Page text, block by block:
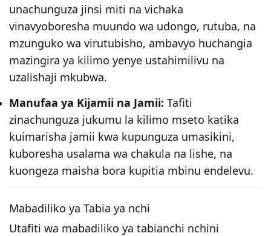
unachunguza jinsi miti na vichaka
vinavyoboresha muundo wa udongo, rutuba, na
mzunguko wa virutubisho, ambavyo huchangia
mazingira ya kilimo yenye ustahimilivu na
uzalishaji mkubwa.
Manufaa ya Kijamii na Jamii: Tafiti
zinachunguza jukumu la kilimo mseto katika
kuimarisha jamii kwa kupunguza umasikini,
kuboresha usalama wa chakula na lishe, na
kuongeza maisha bora kupitia mbinu endelevu.
Mabadiliko ya Tabia ya nchi
Utafiti wa mabadiliko ya tabianchi nchini